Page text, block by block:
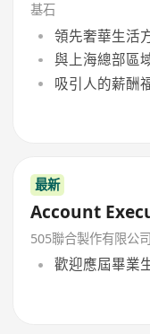
基石
領先奢華生活
與上海總部區
吸引人的薪酬
最新
Account
505聯合製作有限公司
歡迎應屆畢業